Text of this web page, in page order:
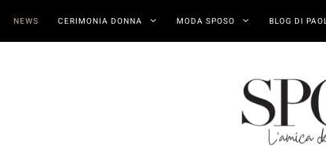
NEWS CERIMONIA DONNA MODA SPOSO BLOG DI